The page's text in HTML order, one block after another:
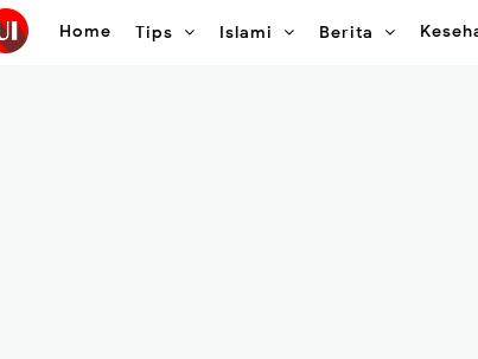
Home Tips Islami Berita